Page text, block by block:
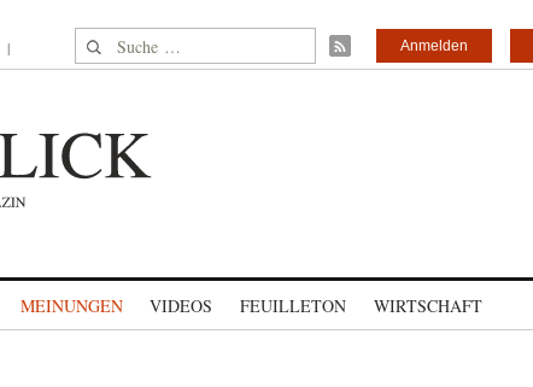
Suche nach: Anmelden
MEINUNGEN VIDEOS FEUILLETON WIRTSCHAFT